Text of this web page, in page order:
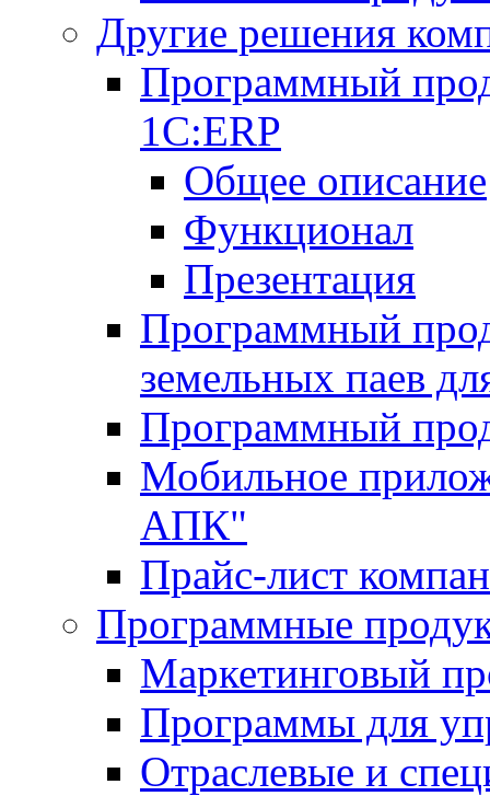
Другие решения
Программный
1С:ERP
Общее описание
Функционал
Презентация
Программный
земельных паев
Программный
Мобильное
АПК"
Прайс-лист
Программные
Маркетинговый
Программы для
Отраслевые и